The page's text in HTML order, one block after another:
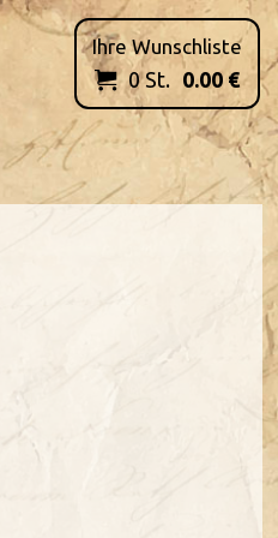
Ihre Wunschliste
 0St. 0.00 €